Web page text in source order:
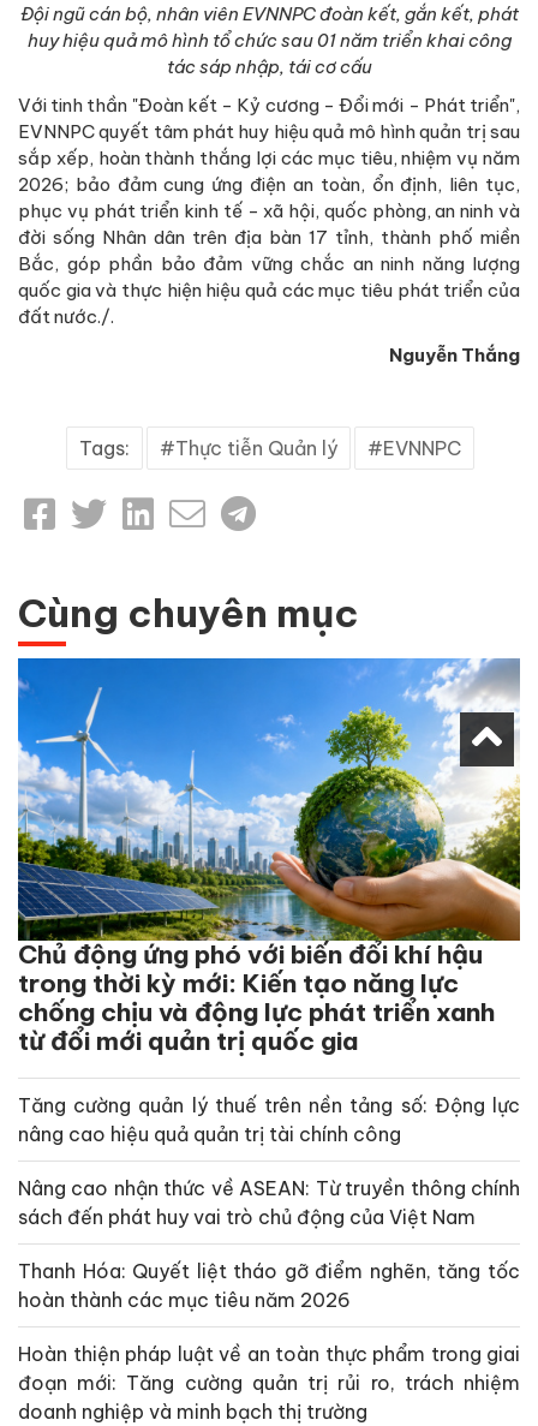
Đội ngũ cán bộ, nhân viên EVNNPC đoàn kết, gắn kết, phát
huy hiệu quả mô hình tổ chức sau 01 năm triển khai công
tác sáp nhập, tái cơ cấu
Với tinh thần "Đoàn kết - Kỷ cương - Đổi mới - Phát triển",
EVNNPC quyết tâm phát huy hiệu quả mô hình quản trị sau
sắp xếp, hoàn thành thắng lợi các mục tiêu, nhiệm vụ năm
2026; bảo đảm cung ứng điện an toàn, ổn định, liên tục,
phục vụ phát triển kinh tế - xã hội, quốc phòng, an ninh và
đời sống Nhân dân trên địa bàn 17 tỉnh, thành phố miền
Bắc, góp phần bảo đảm vững chắc an ninh năng lượng
quốc gia và thực hiện hiệu quả các mục tiêu phát triển của
đất nước./.
Nguyễn Thắng
Tags: Thực tiễn Quản lý EVNNPC
Cùng chuyên mục
Chủ động ứng phó với biến đổi khí hậu
trong thời kỳ mới: Kiến tạo năng lực
chống chịu và động lực phát triển xanh
từ đổi mới quản trị quốc gia
Tăng cường quản lý thuế trên nền tảng số: Động lực
nâng cao hiệu quả quản trị tài chính công
Nâng cao nhận thức về ASEAN: Từ truyền thông chính
sách đến phát huy vai trò chủ động của Việt Nam
Thanh Hóa: Quyết liệt tháo gỡ điểm nghẽn, tăng tốc
hoàn thành các mục tiêu năm 2026
Hoàn thiện pháp luật về an toàn thực phẩm trong giai
đoạn mới: Tăng cường quản trị rủi ro, trách nhiệm
doanh nghiệp và minh bạch thị trường